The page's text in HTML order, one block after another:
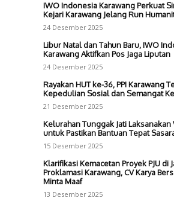
IWO Indonesia Karawang Perkuat
Kejari Karawang Jelang Run
24 Desember 2025
Libur Natal dan Tahun Baru, IWO
Karawang Aktifkan Pos Jaga Liputan
24 Desember 2025
Rayakan HUT ke-36, PPI Karawang
Kepedulian Sosial dan Semangat
21 Desember 2025
Kelurahan Tunggak Jati Laksanakan
untuk Pastikan Bantuan Tepat
15 Desember 2025
Klarifikasi Kemacetan Proyek PJU di
Proklamasi Karawang, CV Karya
Minta Maaf
13 Desember 2025